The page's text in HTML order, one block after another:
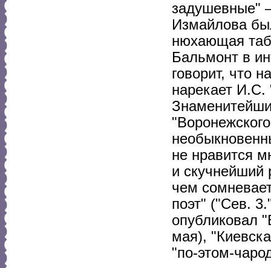
задушевные"
Измайлова
нюхающая
Бальмонт в
говорит, что
нарекает
не нравится
и скучнейший
чем
поэт" ("Сев.
опубликовал
мая),
"по-этом-